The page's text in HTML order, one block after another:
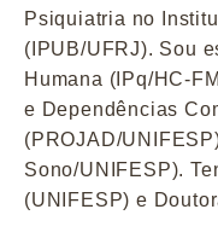
Psiquiatria no
(IPUB/UFRJ). Sou
Humana (IPq/HC-
e Dependências
(PROJAD/
Sono/UNIFESP).
(UNIFESP) e